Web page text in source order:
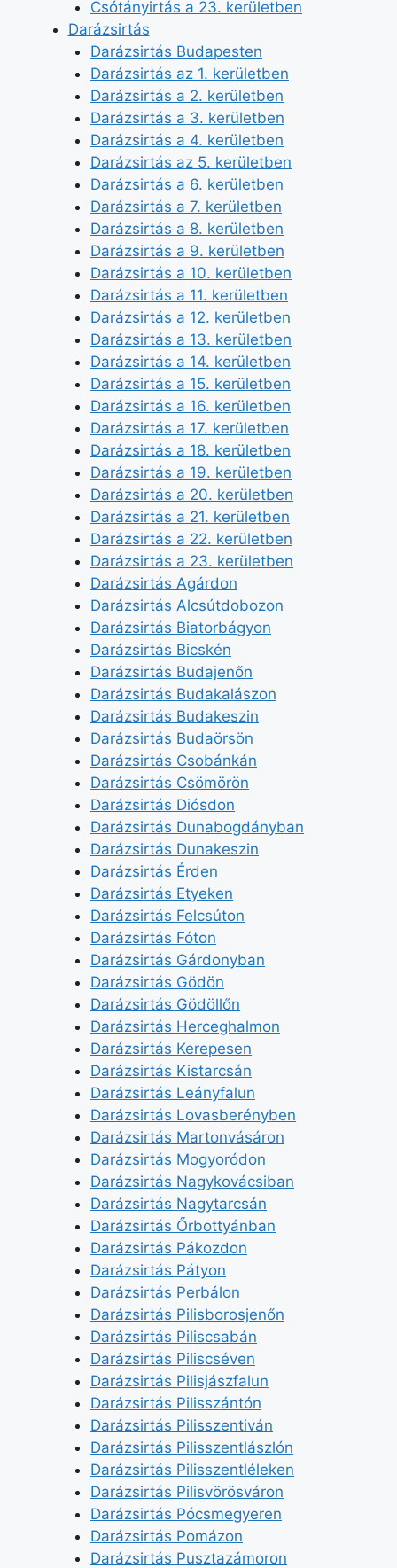
Csótányirtás a 23. kerületben
Darázsirtás
Darázsirtás Budapesten
Darázsirtás az 1. kerületben
Darázsirtás a 2. kerületben
Darázsirtás a 3. kerületben
Darázsirtás a 4. kerületben
Darázsirtás az 5. kerületben
Darázsirtás a 6. kerületben
Darázsirtás a 7. kerületben
Darázsirtás a 8. kerületben
Darázsirtás a 9. kerületben
Darázsirtás a 10. kerületben
Darázsirtás a 11. kerületben
Darázsirtás a 12. kerületben
Darázsirtás a 13. kerületben
Darázsirtás a 14. kerületben
Darázsirtás a 15. kerületben
Darázsirtás a 16. kerületben
Darázsirtás a 17. kerületben
Darázsirtás a 18. kerületben
Darázsirtás a 19. kerületben
Darázsirtás a 20. kerületben
Darázsirtás a 21. kerületben
Darázsirtás a 22. kerületben
Darázsirtás a 23. kerületben
Darázsirtás Agárdon
Darázsirtás Alcsútdobozon
Darázsirtás Biatorbágyon
Darázsirtás Bicskén
Darázsirtás Budajenőn
Darázsirtás Budakalászon
Darázsirtás Budakeszin
Darázsirtás Budaörsön
Darázsirtás Csobánkán
Darázsirtás Csömörön
Darázsirtás Diósdon
Darázsirtás Dunabogdányban
Darázsirtás Dunakeszin
Darázsirtás Érden
Darázsirtás Etyeken
Darázsirtás Felcsúton
Darázsirtás Fóton
Darázsirtás Gárdonyban
Darázsirtás Gödön
Darázsirtás Gödöllőn
Darázsirtás Herceghalmon
Darázsirtás Kerepesen
Darázsirtás Kistarcsán
Darázsirtás Leányfalun
Darázsirtás Lovasberényben
Darázsirtás Martonvásáron
Darázsirtás Mogyoródon
Darázsirtás Nagykovácsiban
Darázsirtás Nagytarcsán
Darázsirtás Őrbottyánban
Darázsirtás Pákozdon
Darázsirtás Pátyon
Darázsirtás Perbálon
Darázsirtás Pilisborosjenőn
Darázsirtás Piliscsabán
Darázsirtás Piliscséven
Darázsirtás Pilisjászfalun
Darázsirtás Pilisszántón
Darázsirtás Pilisszentiván
Darázsirtás Pilisszentlászlón
Darázsirtás Pilisszentléleken
Darázsirtás Pilisvörösváron
Darázsirtás Pócsmegyeren
Darázsirtás Pomázon
Darázsirtás Pusztazámoron